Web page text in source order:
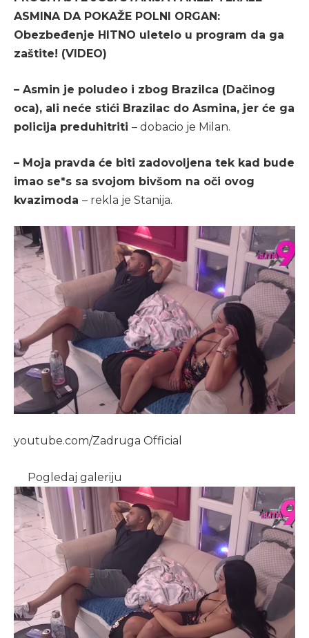
ASMINA DA POKAŽE POLNI ORGAN:
Obezbeđenje HITNO uletelo u program da ga
zaštite! (VIDEO)
– Asmin je poludeo i zbog Brazilca (Dačinog
oca), ali neće stići Brazilac do Asmina, jer će ga
policija preduhitriti – dobacio je Milan.
– Moja pravda će biti zadovoljena tek kad bude
imao se*s sa svojom bivšom na oči ovog
kvazimoda – rekla je Stanija.
youtube.com/Zadruga Official
Pogledaj galeriju